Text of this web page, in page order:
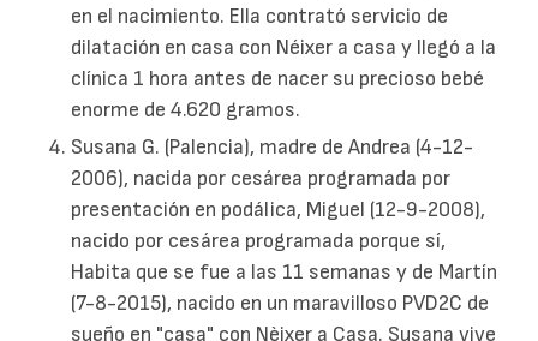
en el nacimiento. Ella contrató servicio de
dilatación en casa con Néixer a casa y llegó a la
clínica 1 hora antes de nacer su precioso bebé
enorme de 4.620 gramos.
Susana G. (Palencia), madre de Andrea (4-12-
2006), nacida por cesárea programada por
presentación en podálica, Miguel (12-9-2008),
nacido por cesárea programada porque sí,
Habita que se fue a las 11 semanas y de Martín
(7-8-2015), nacido en un maravilloso PVD2C de
sueño en "casa" con Nèixer a Casa. Susana vive